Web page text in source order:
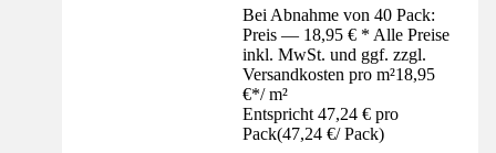
Bei Abnahme von 40 Pack:
Preis — 18,95 € * Alle Preise
inkl. MwSt. und ggf. zzgl.
Versandkosten pro m²18,95
€*/ m²
Entspricht 47,24 € pro
Pack(47,24 €/ Pack)